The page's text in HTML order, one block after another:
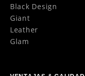
Black Design
Giant
Leather
Glam